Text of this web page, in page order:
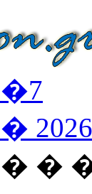
7
2026
�